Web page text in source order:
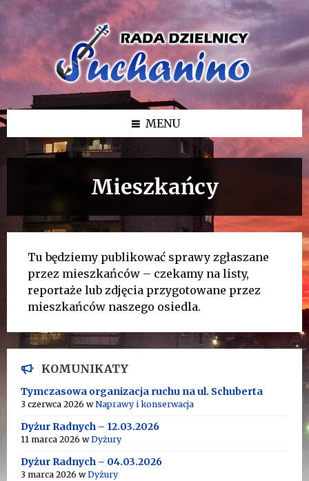
Przejdź
Przejdź
bocznego
Przejdź
MENU
Mieszkańcy
Tu będziemy publikować sprawy zgłaszane
przez mieszkańców – czekamy na listy,
reportaże lub zdjęcia przygotowane przez
mieszkańców naszego osiedla.
KOMUNIKATY
Tymczasowa organizacja ruchu na ul. Schuberta
3 czerwca 2026 wNaprawy i konserwacja
Dyżur Radnych – 12.03.2026
11 marca 2026 wDyżury
Dyżur Radnych – 04.03.2026
3 marca 2026 wDyżury